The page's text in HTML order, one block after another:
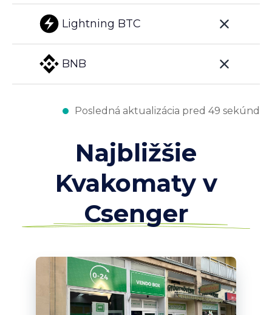
Lightning BTC
BNB
Posledná aktualizácia pred 49 sekúnd
Najbližšie
Kvakomaty v
Csenger